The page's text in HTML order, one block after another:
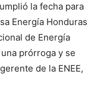
la fecha para
Energía Honduras
de Energía
prórroga y se
de la ENEE,